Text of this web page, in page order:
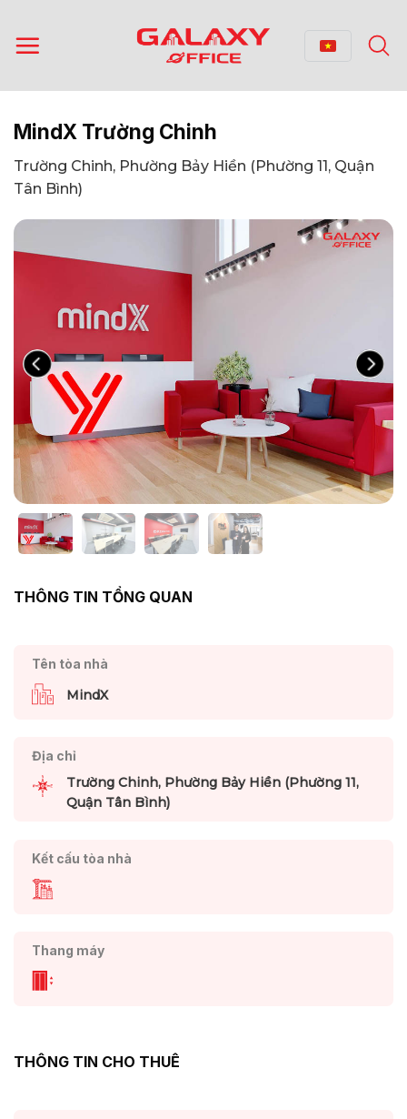
qua
nội
MindX Trường Chinh
Trường Chinh, Phường Bảy Hiền (Phường 11, Quận
Tân Bình)
THÔNG TIN TỔNG QUAN
Tên tòa nhà
MindX
Địa chỉ
Trường Chinh, Phường Bảy Hiền (Phường 11,
Quận Tân Bình)
Kết cấu tòa nhà
Thang máy
THÔNG TIN CHO THUÊ